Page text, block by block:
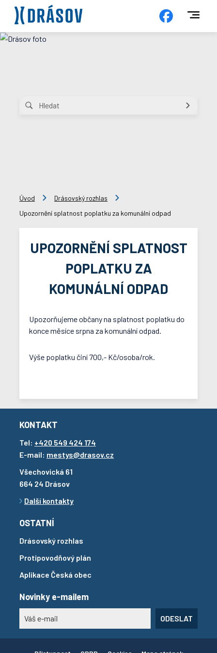
Úvod
Drásovský rozhlas
Upozornění splatnost poplatku za komunální odpad
UPOZORNĚNÍ SPLATNOST
POPLATKU ZA
KOMUNÁLNÍ ODPAD
Upozorňujeme občany na splatnost poplatku do
konce měsíce srpna za komunální odpad.
Výše poplatku činí 700,- Kč/osoba/rok.
KONTAKT
Tel: +420 549 424 174
E-mail: mestys@drasov.cz
Všechovická 61
664 24 Drásov
Další kontakty
OSTATNÍ
Drásovský rozhlas
Protipovodňový plán
Aplikace Česká obec
Novinky e-mailem
ODESLAT